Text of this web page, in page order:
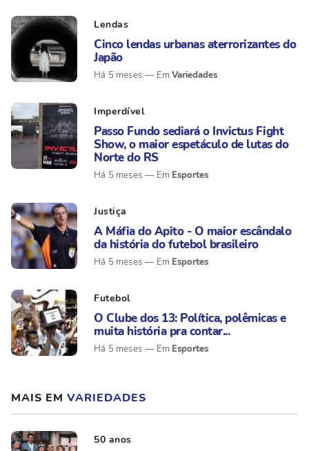
Lendas
Cinco lendas urbanas aterrorizantes do
Japão
Há 5 meses Variedades
Imperdível
Passo Fundo sediará o Invictus Fight
Show, o maior espetáculo de lutas do
Norte do RS
Há 5 meses Esportes
Justiça
A Máfia do Apito - O maior escândalo
da história do futebol brasileiro
Há 5 meses Esportes
Futebol
O Clube dos 13: Política, polêmicas e
muita história pra contar...
Há 5 meses Esportes
MAIS EM VARIEDADES
50 anos